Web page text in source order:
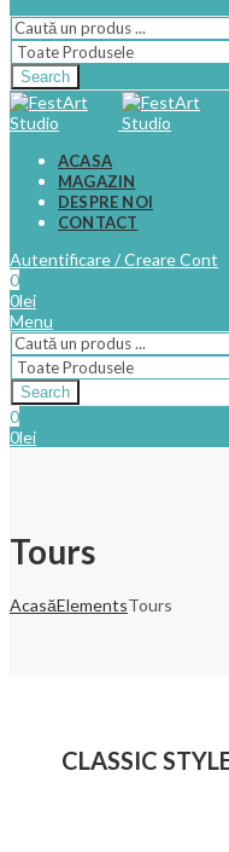
Search
ACASA
MAGAZIN
DESPRE NOI
CONTACT
Autentificare / Creare Cont
0
0lei
Menu
Search
0
0lei
Tours
AcasăElementsTours
CLASSIC